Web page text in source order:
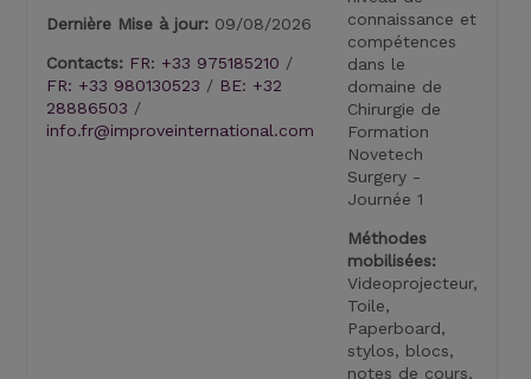
Dernière Mise à jour: 09/08/2026
Contacts: FR: +33 975185210 /
FR: +33 980130523 / BE: +32
28886503 /
info.fr@improveinternational.com
connaissance et
compétences
dans le
domaine de
Chirurgie de
Formation
Novetech
Surgery -
Journée 1
Méthodes
mobilisées:
Videoprojecteur,
Toile,
Paperboard,
stylos, blocs,
notes de cours,